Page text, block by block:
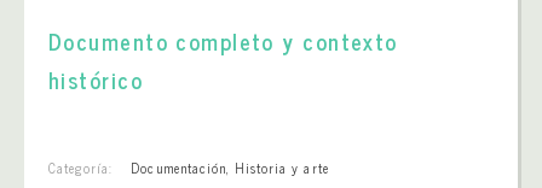
Documento completo y contexto
histórico
Categoría: Documentación Historia y arte